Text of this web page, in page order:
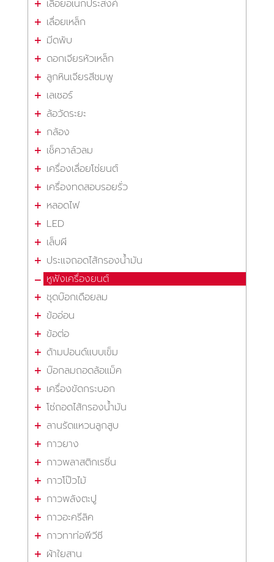
เลื่อยอเนกประสงค์
เลื่อยเหล็ก
มีดพับ
ดอกเจียรหัวเหล็ก
ลูกหินเจียรสีชมพู
เลเซอร์
ล้อวัดระยะ
กล้อง
เช็ควาล์วลม
เครื่องเลื่อยโซ่ยนต์
เครื่องทดสอบรอยรั่ว
หลอดไฟ
LED
เล็บผี
ประแจถอดไส้กรองน้ำมัน
หูฟังเครื่องยนต์
ชุดบ๊อกเดือยลม
ข้ออ่อน
ข้อต่อ
ด้ามปอนด์แบบเข็ม
บ๊อกลมถอดล้อแม็ค
เครื่องขัดกระบอก
โซ่ถอดไส้กรองน้ำมัน
ลานรัดแหวนลูกสูบ
กาวยาง
กาวพลาสติกเรซิ่น
กาวโป๊วไม้
กาวพลังตะปู
กาวอะครีลิค
กาวทาท่อพีวีซี
ผ้าใยสาน